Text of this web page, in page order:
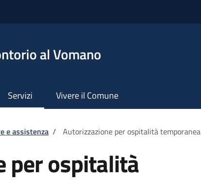
al Vomano
Servizi Vivere il Comune
e assistenza / Autorizzazione per ospitalità temporanea
per ospitalità